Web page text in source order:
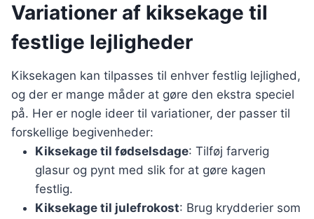
Variationer af kiksekage til
festlige lejligheder
Kiksekagen kan tilpasses til enhver festlig lejlighed,
og der er mange måder at gøre den ekstra speciel
på. Her er nogle ideer til variationer, der passer til
forskellige begivenheder:
Kiksekage til fødselsdage: Tilføj farverig
glasur og pynt med slik for at gøre kagen
festlig.
Kiksekage til julefrokost: Brug krydderier som